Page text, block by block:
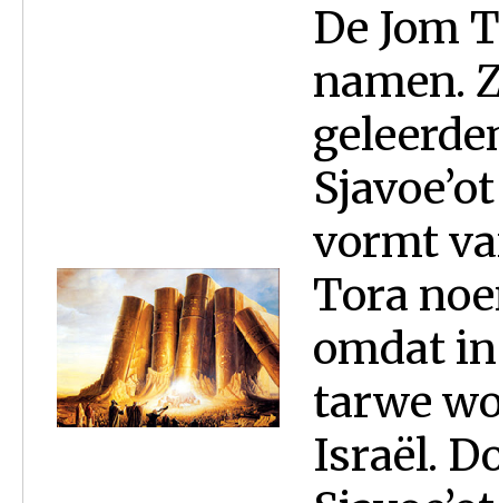
De Jom
namen.
vormt
Tora
omdat in
tarwe
Israël.